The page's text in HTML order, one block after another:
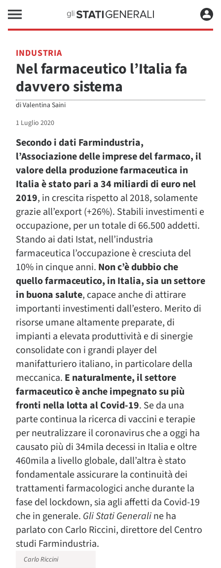
INDUSTRIA
Nel farmaceutico l’Italia fa
davvero sistema
diValentina Saini
1 Luglio 2020
Secondo i dati Farmindustria,
l’Associazione delle imprese del farmaco, il
valore della produzione farmaceutica in
Italia è stato pari a 34 miliardi di euro nel
2019, in crescita rispetto al 2018, solamente
grazie all’export (+26%). Stabili investimenti e
occupazione, per un totale di 66.500 addetti.
Stando ai dati Istat, nell’industria
farmaceutica l’occupazione è cresciuta del
10% in cinque anni. Non c’è dubbio che
quello farmaceutico, in Italia, sia un settore
in buona salute, capace anche di attirare
importanti investimenti dall’estero. Merito di
risorse umane altamente preparate, di
impianti a elevata produttività e di sinergie
consolidate con i grandi player del
manifatturiero italiano, in particolare della
meccanica. E naturalmente, il settore
farmaceutico è anche impegnato su più
fronti nella lotta al Covid-19. Se da una
parte continua la ricerca di vaccini e terapie
per neutralizzare il coronavirus che a oggi ha
causato più di 34mila decessi in Italia e oltre
460mila a livello globale, dall’altra è stato
fondamentale assicurare la continuità dei
trattamenti farmacologici anche durante la
fase del lockdown, sia agli affetti da Covid-19
che in generale. Gli Stati Generaline ha
parlato con Carlo Riccini, direttore del Centro
studi Farmindustria.
Carlo Riccini